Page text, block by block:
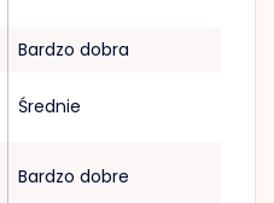
Bardzo dobra
Średnie
Bardzo dobre